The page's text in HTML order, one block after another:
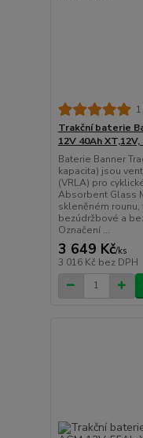
Trakční baterie
12V 40Ah
Baterie Banner
kapacita) jsou
(VRLA) pro
Absorbent Glass
skleněném
bezúdržbové a
Označení ...
3 649 Kč/ks
3 016 Kč bez DPH